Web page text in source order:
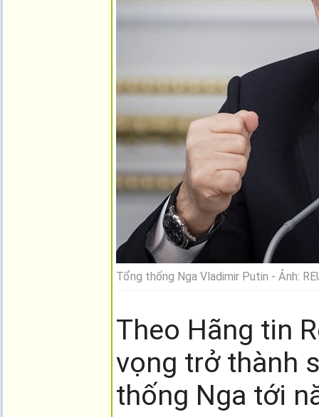
Tổng thống Nga Vladimir Putin - Ảnh:
Theo Hãng tin
vọng trở thành
thống Nga tới